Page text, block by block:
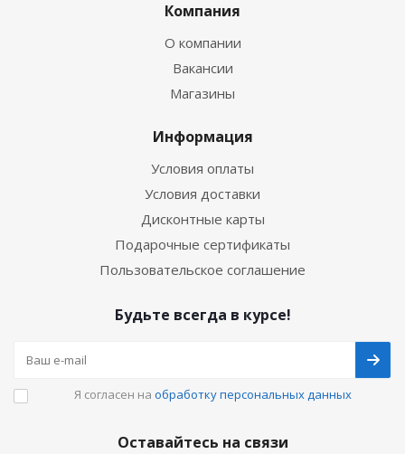
Компания
О компании
Вакансии
Магазины
Информация
Условия оплаты
Условия доставки
Дисконтные карты
Подарочные сертификаты
Пользовательское соглашение
Будьте всегда в курсе!
Я согласен на обработку персональных данных
Оставайтесь на связи